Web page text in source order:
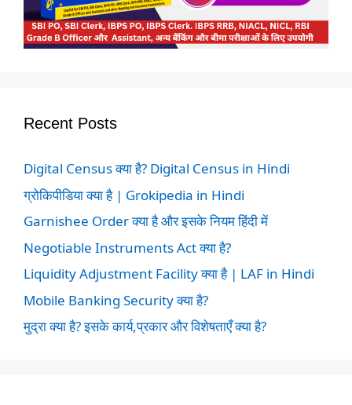
Recent Posts
Digital Census क्या है? Digital Census in Hindi
ग्रोकिपीडिया क्या है | Grokipedia in Hindi
Garnishee Order क्या है और इसके नियम हिंदी में
Negotiable Instruments Act क्या है?
Liquidity Adjustment Facility क्या है | LAF in Hindi
Mobile Banking Security क्या है?
मुद्रा क्या है? इसके कार्य,प्रकार और विशेषताएँ क्या है?